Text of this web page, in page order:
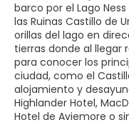
barco por el Lago
las Ruinas Castillo de
orillas del lago en
tierras donde al llegar
para conocer los
ciudad, como el
alojamiento y
Highlander Hotel,
Hotel de Aviemore o